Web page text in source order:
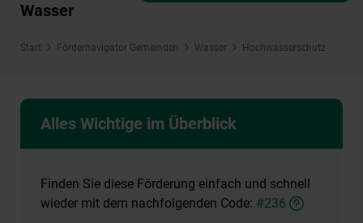
Wasser
Start Fördernavigator Gemeinden Wasser Hochwasserschutz
Alles Wichtige im Überblick
Finden Sie diese Förderung einfach und schnell
wieder mit dem nachfolgenden Code: #236